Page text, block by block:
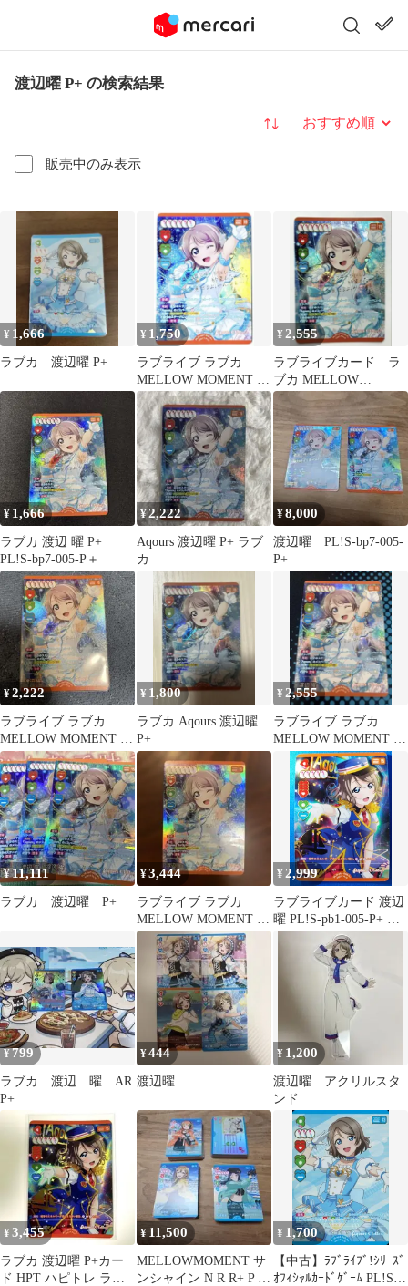
渡辺曜 P+ の検索結果
販売中のみ表示
並び替え
¥ 1,666
ラブカ 渡辺曜 P+
¥ 1,750
ラブライブ ラブカ
MELLOW MOMENT 渡
辺曜 箔押し P＋
¥ 2,555
ラブライブカード ラ
ブカ MELLOW
MOMENT 渡辺曜 箔押
し P＋
¥ 1,666
ラブカ 渡辺 曜 P+
PL!S-bp7-005-P＋
¥2,222
Aqours 渡辺曜 P+ ラブ
カ
¥8,000
渡辺曜 PL!S-bp7-005-
P+
¥2,222
ラブライブ ラブカ
MELLOW MOMENT 渡
辺曜 P＋
¥ 1,800
ラブカ Aqours 渡辺曜
P+
¥2,555
ラブライブ ラブカ
MELLOW MOMENT 渡
辺曜 箔押し P＋
¥11,111
ラブカ 渡辺曜 P+
¥3,444
ラブライブ ラブカ
MELLOW MOMENT 渡
辺曜 箔押し P＋
¥ 2,999
ラブライブカード 渡辺
曜 PL!S-pb1-005-P+ ラ
ブライブ！サンシャイ
¥799
ラブカ 渡辺 曜 AR
P+
¥444
渡辺曜
¥ 1,200
渡辺曜 アクリルスタ
ンド
¥3,455
ラブカ 渡辺曜 P+カー
ド HPT ハピトレ ラブ
¥ 11,500
MELLOWMOMENT サ
ンシャイン N R R+ P L
¥ 1,700
【中古】ﾗﾌﾞﾗｲﾌﾞ!ｼﾘｰｽﾞ
ｵﾌｨｼｬﾙｶｰﾄﾞｹﾞｰﾑ PL!S-